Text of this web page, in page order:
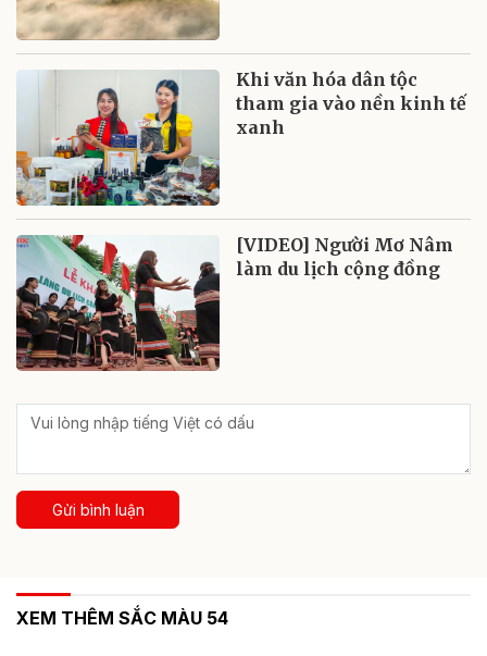
Khi văn hóa dân tộc
tham gia vào nền kinh tế
xanh
[VIDEO] Người Mơ Nâm
làm du lịch cộng đồng
Gửi bình luận
XEM THÊM SẮC MÀU 54